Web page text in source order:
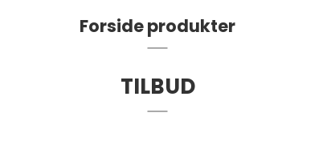
Forside produkter
TILBUD